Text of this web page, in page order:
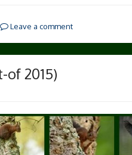
Leave a comment
2015)